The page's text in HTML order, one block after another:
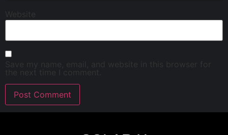
Website
Save my name, email, and website in this browser for
the next time I comment.